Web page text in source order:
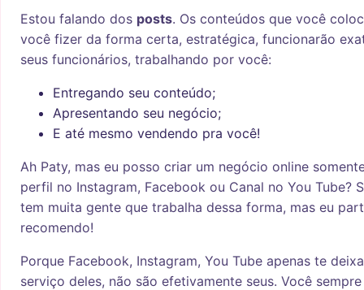
Estou falando dos posts. Os conteúdos que você
você fizer da forma certa, estratégica, funcionarão
seus funcionários, trabalhando por você:
Entregando seu conteúdo;
Apresentando seu negócio;
E até mesmo vendendo pra você!
Ah Paty, mas eu posso criar um negócio online
perfil no Instagram, Facebook ou Canal no You Tube?
tem muita gente que trabalha dessa forma, mas eu
recomendo!
Porque Facebook, Instagram, You Tube apenas te
serviço deles, não são efetivamente seus. Você